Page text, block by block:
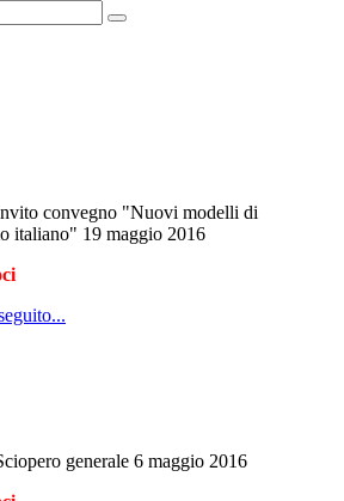
convegno "Nuovi modelli di
italiano" 19 maggio 2016
generale 6 maggio 2016